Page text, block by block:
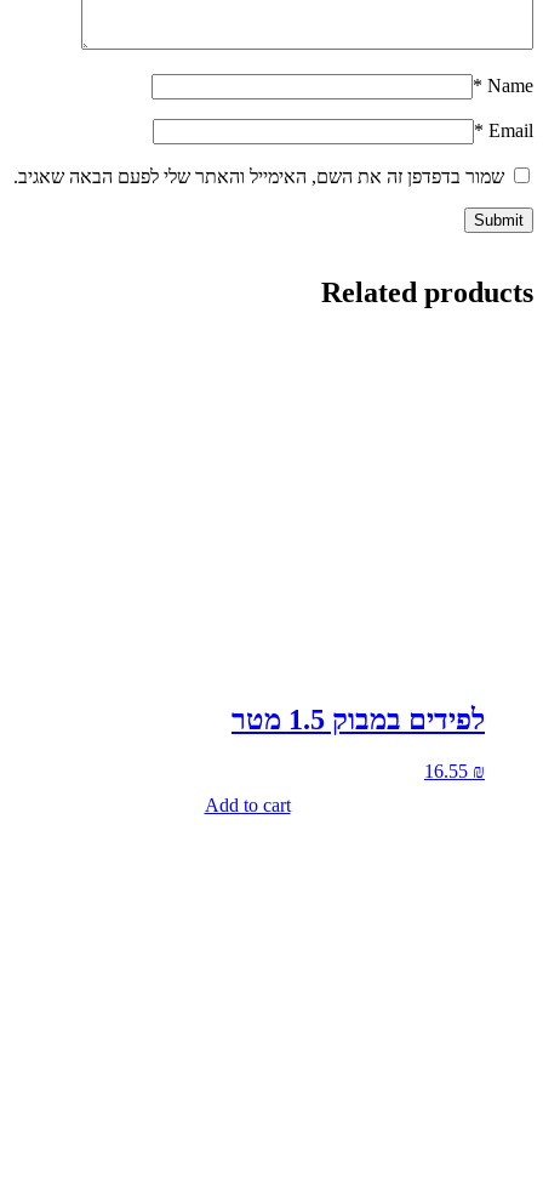
Name
*
Email
*
שמור בדפדפן זה את השם, האימייל והאתר שלי לפעם הבאה שאגיב.
Related products
לפידים במבוק 1.5 מטר
16.55 ₪
Add to cart